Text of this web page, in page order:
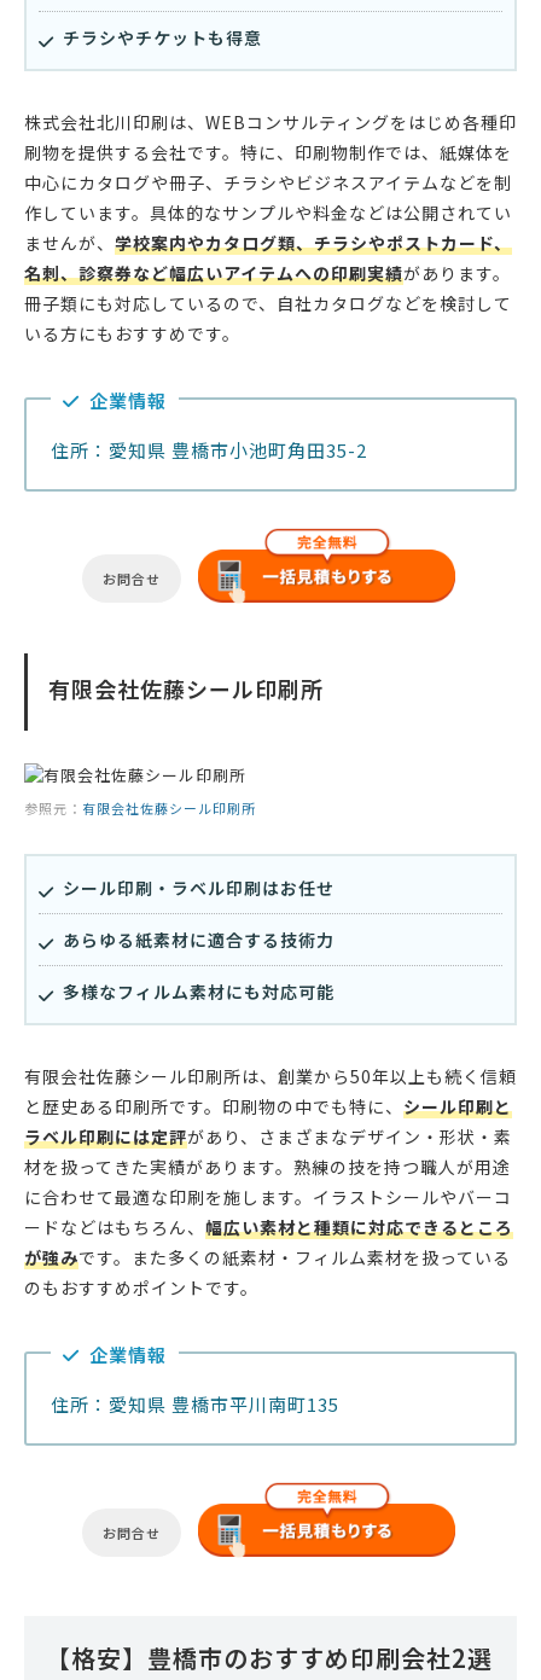
チラシやチケットも得意
株式会社北川印刷は、WEBコンサルティングをはじめ各種印
刷物を提供する会社です。特に、印刷物制作では、紙媒体を
中心にカタログや冊子、チラシやビジネスアイテムなどを制
作しています。具体的なサンプルや料金などは公開されてい
ませんが、 学校案内やカタログ類、チラシやポストカード、
名刺、診察券など幅広いアイテムへの印刷実績があります。
冊子類にも対応しているので、自社カタログなどを検討して
いる方にもおすすめです。
企業情報
住所：愛知県 豊橋市小池町角田35-2
お問合せ
有限会社佐藤シール印刷所
参照元： 有限会社佐藤シール印刷所
シール印刷・ラベル印刷はお任せ
あらゆる紙素材に適合する技術力
多様なフィルム素材にも対応可能
有限会社佐藤シール印刷所は、創業から50年以上も続く信頼
と歴史ある印刷所です。印刷物の中でも特に、 シール印刷と
ラベル印刷には定評があり、さまざまなデザイン・形状・素
材を扱ってきた実績があります。熟練の技を持つ職人が用途
に合わせて最適な印刷を施します。イラストシールやバーコ
ードなどはもちろん、 幅広い素材と種類に対応できるところ
が強みです。また多くの紙素材・フィルム素材を扱っている
のもおすすめポイントです。
企業情報
住所：愛知県 豊橋市平川南町135
お問合せ
【格安】豊橋市のおすすめ印刷会社2選